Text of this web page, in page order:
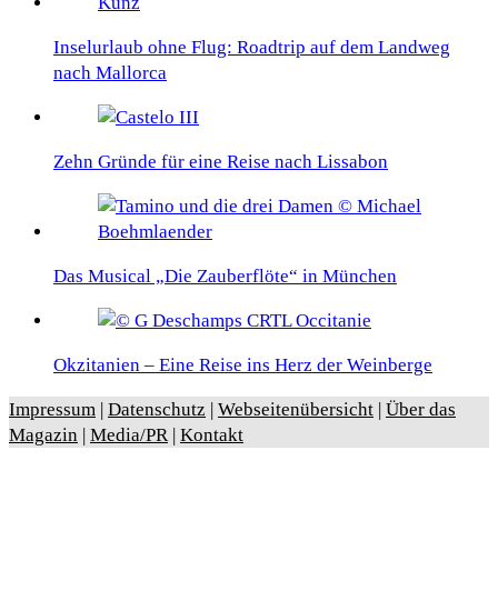
Inselurlaub ohne Flug: Roadtrip auf dem Landweg
nach Mallorca
Zehn Gründe für eine Reise nach Lissabon
Das Musical „Die Zauberflöte“ in München
Okzitanien – Eine Reise ins Herz der Weinberge
Impressum | Datenschutz | Webseitenübersicht | Über das
Magazin | Media/PR | Kontakt